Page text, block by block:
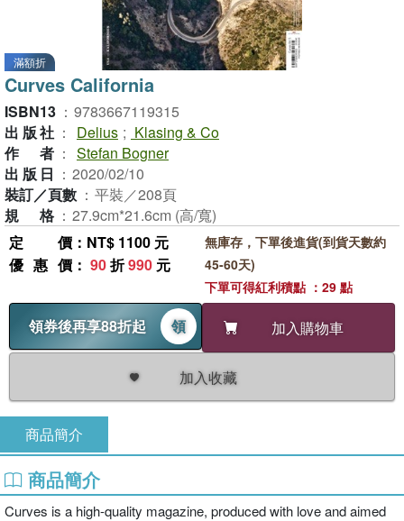
滿額折
Curves California
ISBN13 ： 9783667119315
出版社 ： Delius ; Klasing & Co
作者 ： Stefan Bogner
出版日 ： 2020/02/10
裝訂／頁數 ： 平裝／208頁
規格 ： 27.9cm*21.6cm (高/寬)
定價 ：NT$ 1100 元
優惠價 ： 90折990 元
領券後再享88折起 領 加入購物車
加入收藏
無庫存，下單後進貨(到貨天數約
45-60天)
下單可得紅利積點 ：29 點
商品簡介
商品簡介
Curves is a high-quality magazine, produced with love and aimed